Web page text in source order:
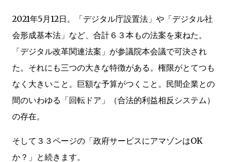
2021年5月12日。「デジタル庁設置法」や「デジタル社
会形成基本法」など、合計６３本もの法案を束ねた。
「デジタル改革関連法案」が参議院本会議で可決され
た。それにも三つの大きな特徴がある。権限がとてつも
なく大きいこと。巨額な予算がつくこと。民間企業との
間のいわゆる「回転ドア」（合法的利益相反システム）
の存在。
そして３３ページの「政府サービスにアマゾンはOK
か？」と続きます。